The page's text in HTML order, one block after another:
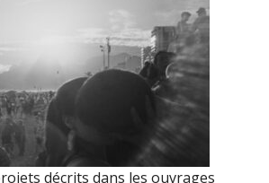
décrits dans les ouvrages